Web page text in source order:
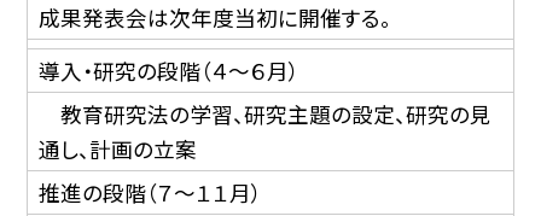
成果発表会は次年度当初に開催する。
導入・研究の段階（４〜６月）
教育研究法の学習、研究主題の設定、研究の見
通し、計画の立案
推進の段階（７〜１１月）